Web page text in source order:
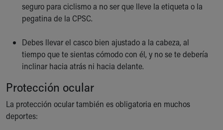
Women's Board
Our History
Cincinnati Children's
Your Visit
MyChart Telehealth Visits
Doggie Brigade
During Your Visit
Financial Services
seguro para ciclismo a no ser que lleve la etiqueta o la
pegatina de la CPSC.
Debes llevar el casco bien ajustado a la cabeza, al
tiempo que te sientas cómodo con él, y no se te debería
inclinar hacia atrás ni hacia delante.
Protección ocular
La protección ocular también es obligatoria en muchos
deportes: